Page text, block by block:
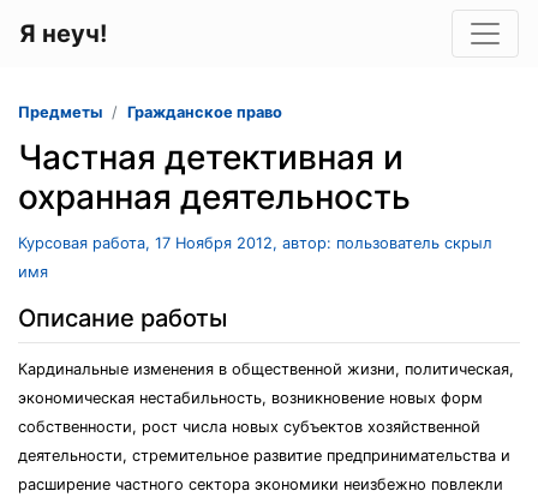
Я неуч!
Предметы Гражданское право
Частная детективная и
охранная деятельность
Курсовая работа, 17 Ноября 2012, автор: пользователь скрыл
имя
Описание работы
Кардинальные изменения в общественной жизни, политическая,
экономическая нестабильность, возникновение новых форм
собственности, рост числа новых субъектов хозяйственной
деятельности, стремительное развитие предпринимательства и
расширение частного сектора экономики неизбежно повлекли